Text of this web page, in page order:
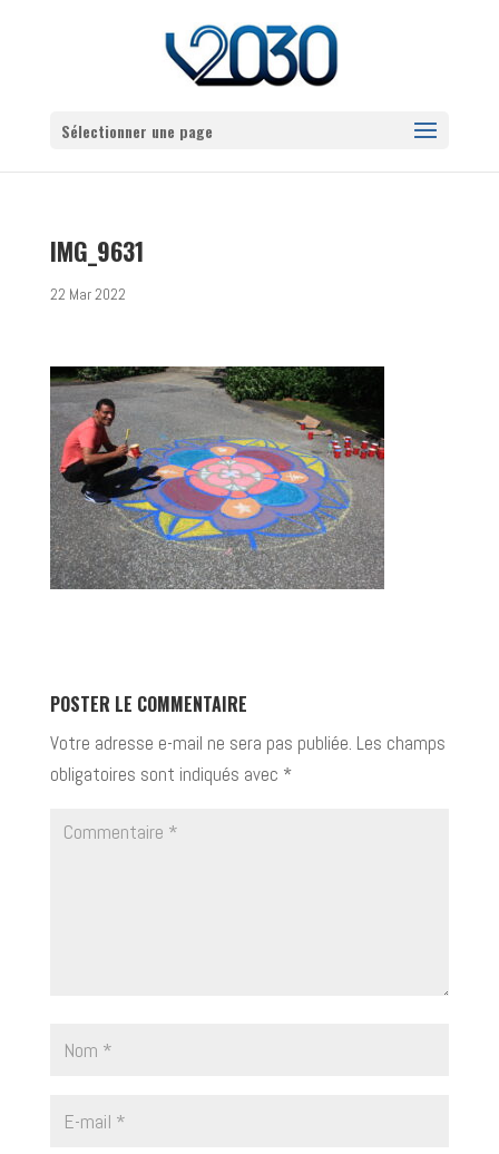
Sélectionner une page
IMG_9631
22 Mar 2022
POSTER LE COMMENTAIRE
Votre adresse e-mail ne sera pas publiée. Les champs
obligatoires sont indiqués avec *